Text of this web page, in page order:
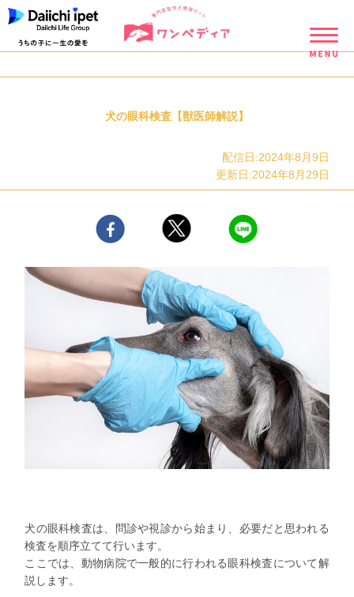
犬の眼科検査【獣医師解説】
配信日:2024年8月9日
更新日:2024年8月29日
犬の眼科検査は、問診や視診から始まり、必要だと思われる
検査を順序立てて行います。
ここでは、動物病院で一般的に行われる眼科検査について解
説します。